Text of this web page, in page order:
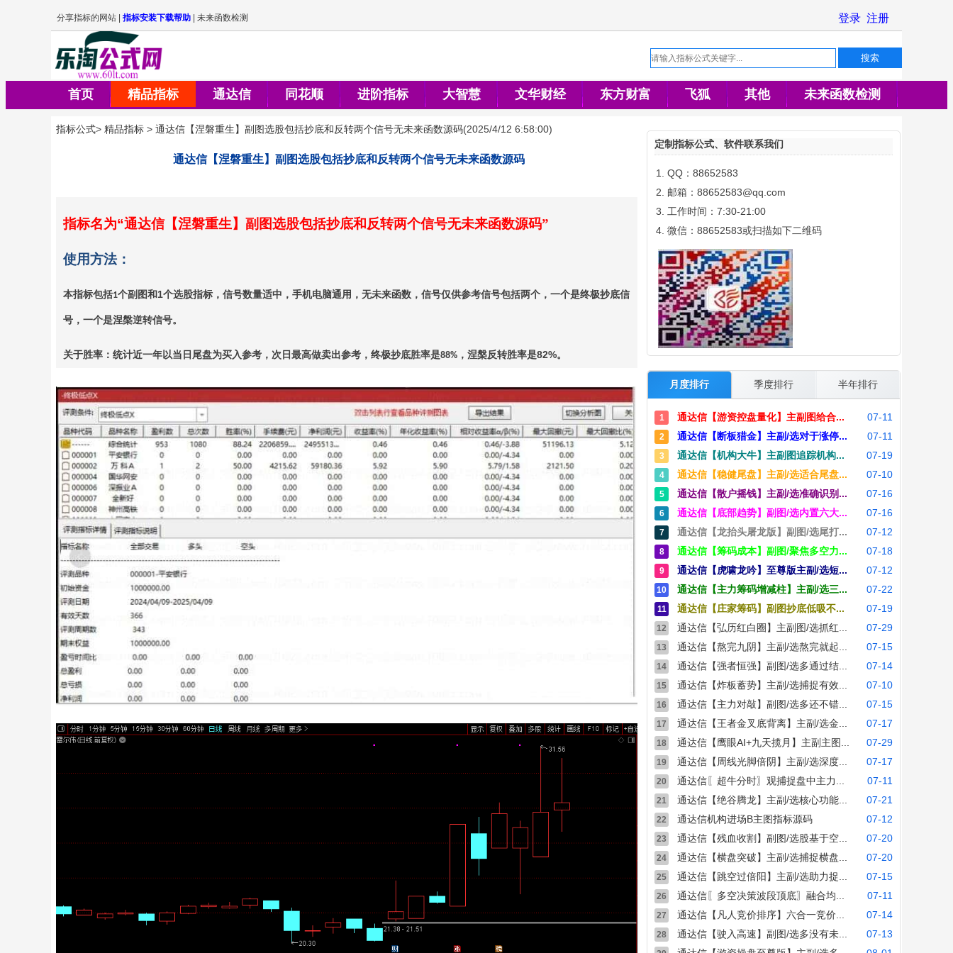
首页 精品指标 通达信 同花顺 进阶指标 大智慧 文华财经 东方财富 飞狐 其他 未来函数检测
指标公式> 精品指标 > 通达信【涅磐重生】副图选股包括抄底和反转两个信号无未来函数源码(2025/4/12 6:58:00)
通达信【涅磐重生】副图选股包括抄底和反转两个信号无未来函数源码
指标名为“通达信【涅磐重生】副图选股包括抄底和反转两个信号无未来函数源码”
使用方法：
本指标包括1个副图和1个选股指标，信号数量适中，手机电脑通用，无未来函数，信号仅供参考信号包括两个，一个是终极抄底信
号，一个是涅槃逆转信号。
关于胜率：统计近一年以当日尾盘为买入参考，次日最高做卖出参考，终极抄底胜率是88% ，涅槃反转胜率是82%。
定制指标公式、软件联系我们
QQ：88652583
邮箱：88652583@qq.com
工作时间：7:30-21:00
微信：88652583或扫描如下二维码
月度排行 季度排行 半年排行
1 通达信【游资控盘量化】主副图给合... 07-11
2 通达信【断板猎金】主副/选对于涨停... 07-11
3 通达信【机构大牛】主副图追踪机构... 07-19
4 通达信【稳健尾盘】主副/选适合尾盘... 07-10
5 通达信【散户摇钱】主副/选准确识别... 07-16
6 通达信【底部趋势】副图/选内置六大... 07-16
7 通达信【龙抬头屠龙版】副图/选尾打... 07-12
8 通达信【筹码成本】副图/聚焦多空力... 07-18
9 通达信【虎啸龙吟】至尊版主副/选短... 07-12
10 通达信【主力筹码增减柱】主副/选三... 07-22
11 通达信【庄家筹码】副图抄底低吸不... 07-19
12 通达信【弘历红白圈】主副图/选抓红... 07-29
13 通达信【熬完九阴】主副/选熬完就起... 07-15
14 通达信【强者恒强】副图/选多通过结... 07-14
15 通达信【炸板蓄势】主副/选捕捉有效... 07-10
16 通达信【主力对敲】副图/选多还不错... 07-15
17 通达信【王者金叉底背离】主副/选金... 07-17
18 通达信【鹰眼AI+九天揽月】主副主图... 07-29
19 通达信【周线光脚倍阴】主副/选深度... 07-17
20 通达信〖超牛分时〗观捕捉盘中主力... 07-11
21 通达信【绝谷腾龙】主副/选核心功能... 07-21
22 通达信机构进场B主图指标源码 07-12
23 通达信【残血收割】副图/选股基于空... 07-20
24 通达信【横盘突破】主副/选捕捉横盘... 07-20
25 通达信【跳空过倍阳】主副/选助力捉... 07-15
26 通达信〖多空决策波段顶底〗融合均... 07-11
27 通达信【凡人竞价排序】六合一竞价... 07-14
28 通达信【驶入高速】副图/选多没有未... 07-13